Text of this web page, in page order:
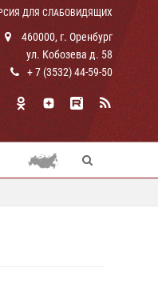
ДЛЯ СЛАБОВИДЯЩИХ
460000, г. Оренбург
ул. Кобозева д. 58
+ 7 (3532) 44-59-50